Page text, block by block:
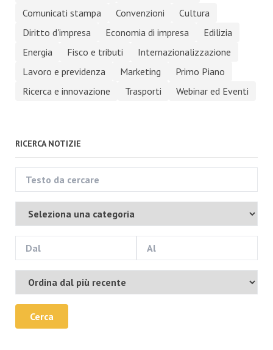
Comunicati stampa
Convenzioni
Cultura
Diritto d'impresa
Economia di impresa
Edilizia
Energia
Fisco e tributi
Internazionalizzazione
Lavoro e previdenza
Marketing
Primo Piano
Ricerca e innovazione
Trasporti Webinar ed Eventi
RICERCA NOTIZIE
Cerca